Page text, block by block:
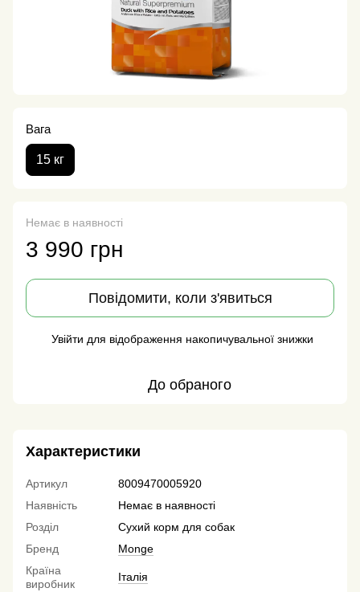
Вага
15 кг
Немає в наявності
3 990 грн
Повідомити, коли з'явиться
Увійти для відображення накопичувальної знижки
До обраного
Характеристики
Артикул
8009470005920
Наявність
Немає в наявності
Розділ
Сухий корм для собак
Бренд
Monge
Країна
виробник
Італія